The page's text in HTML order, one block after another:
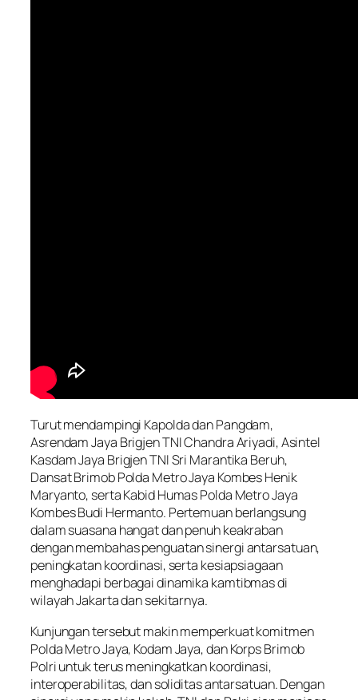
Turut mendampingi Kapolda dan Pangdam,
Asrendam Jaya Brigjen TNI Chandra Ariyadi, Asintel
Kasdam Jaya Brigjen TNI Sri Marantika Beruh,
Dansat Brimob Polda Metro Jaya Kombes Henik
Maryanto, serta Kabid Humas Polda Metro Jaya
Kombes Budi Hermanto. Pertemuan berlangsung
dalam suasana hangat dan penuh keakraban
dengan membahas penguatan sinergi antarsatuan,
peningkatan koordinasi, serta kesiapsiagaan
menghadapi berbagai dinamika kamtibmas di
wilayah Jakarta dan sekitarnya.
Kunjungan tersebut makin memperkuat komitmen
Polda Metro Jaya, Kodam Jaya, dan Korps Brimob
Polri untuk terus meningkatkan koordinasi,
interoperabilitas, dan soliditas antarsatuan. Dengan